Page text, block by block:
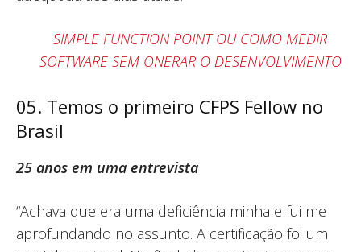
SIMPLE FUNCTION POINT OU COMO MEDIR
SOFTWARE SEM ONERAR O DESENVOLVIMENTO
05. Temos o primeiro CFPS Fellow no
Brasil
25 anos em uma entrevista
“Achava que era uma deficiência minha e fui me
aprofundando no assunto. A certificação foi um